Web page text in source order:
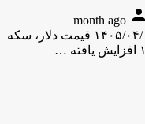
person
قیمت دلار، سکه و طلا امروز یکشنبه ۱۴۰۵/۰۴/۰۷ قیمت دلار، سکه